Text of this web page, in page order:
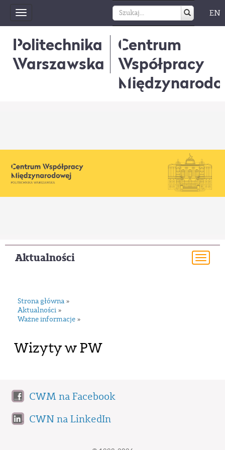
Toggle
navigation
EN
Politechnika
Warszawska
Centrum
Współpracy
Aktualności
Strona główna »
Aktualności »
Ważne informacje »
Wizyty w PW
CWM na Facebook
CWN na LinkedIn